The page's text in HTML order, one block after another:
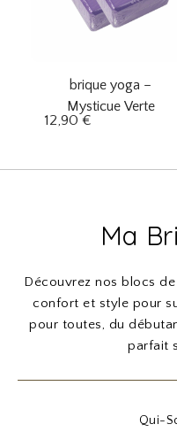
brique yoga –
Mysticue Verte
12,90 €
Ma
Découvrez nos blocs
confort et style pour
pour toutes, du
parfait
Qui-